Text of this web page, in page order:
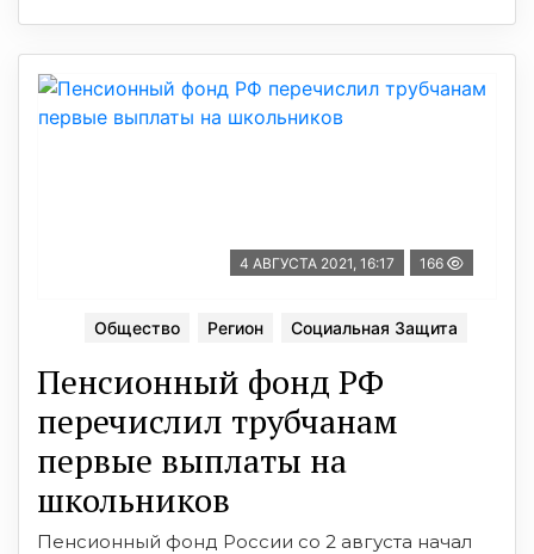
4 АВГУСТА 2021, 16:17 166
Общество Регион Социальная Защита
Пенсионный фонд РФ
перечислил трубчанам
первые выплаты на
школьников
Пенсионный фонд России со 2 августа начал